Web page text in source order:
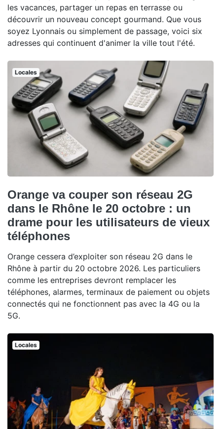
les vacances, partager un repas en terrasse ou
découvrir un nouveau concept gourmand. Que vous
soyez Lyonnais ou simplement de passage, voici six
adresses qui continuent d'animer la ville tout l'été.
Locales
Orange va couper son réseau 2G
dans le Rhône le 20 octobre : un
drame pour les utilisateurs de vieux
téléphones
Orange cessera d’exploiter son réseau 2G dans le
Rhône à partir du 20 octobre 2026. Les particuliers
comme les entreprises devront remplacer les
téléphones, alarmes, terminaux de paiement ou objets
connectés qui ne fonctionnent pas avec la 4G ou la
5G.
Locales